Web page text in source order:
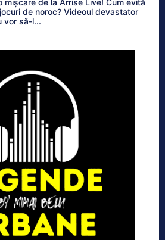
mișcare de la Arrise Live! Cum evită
de noroc? Videoul devastator
vor să-l...